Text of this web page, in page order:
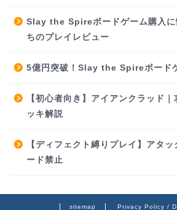
Slay the Spireボードゲーム購入に
ちのプレイレビュー
5億円突破！Slay the Spireボード
【初心者向き】アイアンクラッド
ッキ解説
【ディフェクト縛りプレイ】アタ
ード禁止
sitemap Privacy Policy /